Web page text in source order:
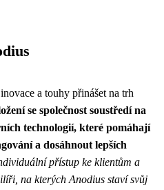
a touhy přinášet na trh
se společnost soustředí na
technologií, které pomáhají
a dosáhnout lepších
přístup ke klientům a
na kterých Anodius staví svůj